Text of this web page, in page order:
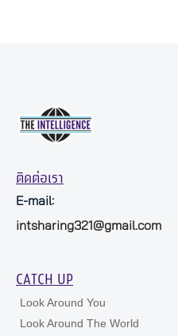
ติดต่อเรา
E-mail:
intsharing321@gmail.com
CATCH UP
Look Around You
Look Around The World